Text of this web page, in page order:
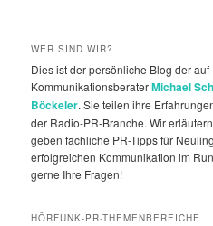
WER SIND WIR?
Dies ist der persönliche Blog der
KommunikationsberaterMichael
Böckeler. Sie teilen ihre
der Radio-PR-Branche. Wir
geben fachliche PR-Tipps für
erfolgreichen Kommunikation im
gerne Ihre Fragen!
HÖRFUNK-PR-THEMENBEREICHE